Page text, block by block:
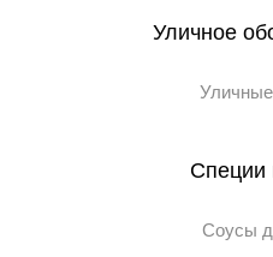
Уличное
Специи
Соусы